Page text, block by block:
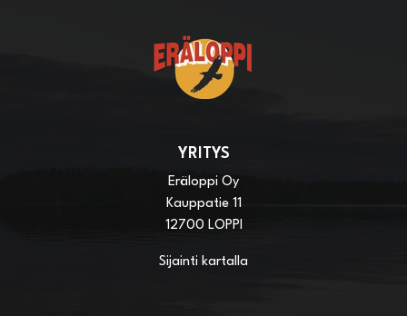
YRITYS
Eräloppi Oy
Kauppatie 11
12700 LOPPI
Sijainti kartalla